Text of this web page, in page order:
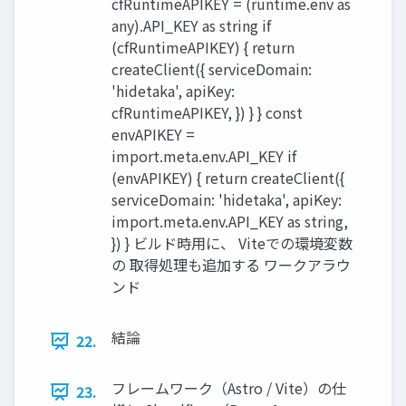
any).API_KEY as string if
(cfRuntimeAPIKEY) { return
createClient({ serviceDomain:
'hidetaka', apiKey:
cfRuntimeAPIKEY, }) } } const
envAPIKEY =
import.meta.env.API_KEY if
(envAPIKEY) { return createClient({
serviceDomain: 'hidetaka', apiKey:
import.meta.env.API_KEY as string,
}) } ビルド時用に、 Viteでの環境変数
の 取得処理も追加する ワークアラウ
ンド
22. 結論
23.
フレームワーク（Astro / Vite）の仕